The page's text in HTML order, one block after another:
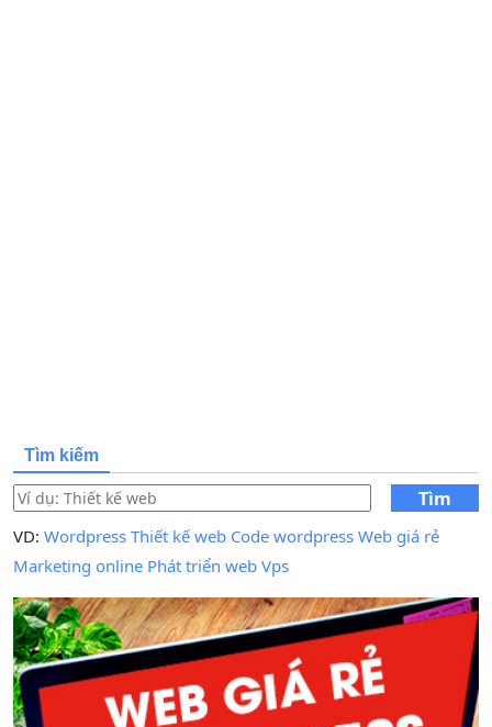
Tìm kiếm
Tìm
kiếm
VD: Wordpress Thiết kế web Code wordpress Web giá rẻ
Marketing online Phát triển web Vps